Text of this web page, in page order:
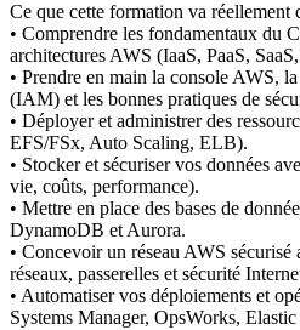
Ce que cette formation va réellement
• Comprendre les fondamentaux du
architectures AWS (IaaS, PaaS,
• Prendre en main la console AWS,
(IAM) et les bonnes pratiques de
• Déployer et administrer des
EFS/FSx, Auto Scaling, ELB).
• Stocker et sécuriser vos données
vie, coûts, performance).
• Mettre en place des bases de
DynamoDB et Aurora.
• Concevoir un réseau AWS
réseaux, passerelles et sécurité
• Automatiser vos déploiements et
Systems Manager, OpsWorks,